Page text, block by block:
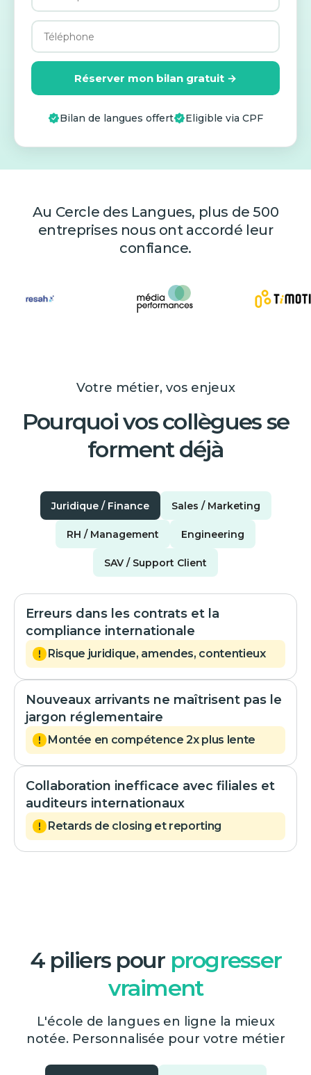
Réserver mon bilan gratuit →
Bilan de langues offert Eligible via CPF
Au Cercle des Langues, plus de 500
entreprises nous ont accordé leur
confiance.
Votre métier, vos enjeux
Pourquoi vos collègues se
forment déjà
Juridique / Finance Sales / Marketing
RH / Management Engineering
SAV / Support Client
Erreurs dans les contrats et la
compliance internationale
Risque juridique, amendes, contentieux
Nouveaux arrivants ne maîtrisent pas le
jargon réglementaire
Montée en compétence 2x plus lente
Collaboration inefficace avec filiales et
auditeurs internationaux
Retards de closing et reporting
4 piliers pour progresser
vraiment
L'école de langues en ligne la mieux
notée. Personnalisée pour votre métier